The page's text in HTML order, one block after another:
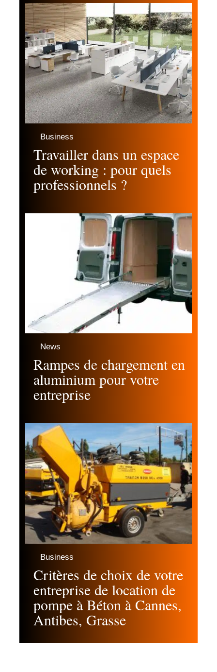
Business
Travailler dans un espace
de working : pour quels
professionnels ?
News
Rampes de chargement en
aluminium pour votre
entreprise
Business
Critères de choix de votre
entreprise de location de
pompe à Béton à Cannes,
Antibes, Grasse